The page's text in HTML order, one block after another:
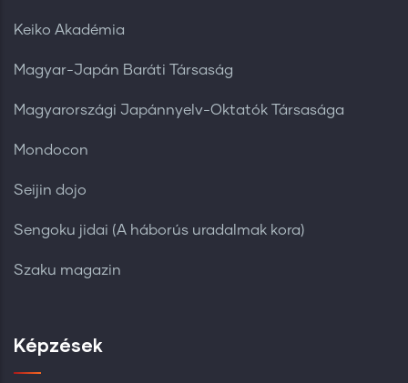
Keiko Akadémia
Magyar-Japán Baráti Társaság
Magyarországi Japánnyelv-Oktatók Társasága
Mondocon
Seijin dojo
Sengoku jidai (A háborús uradalmak kora)
Szaku magazin
Képzések